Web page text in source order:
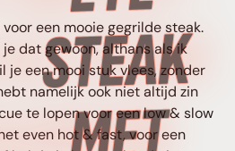
STEAK
een mooie gegrilde steak.
dat gewoon, althans als ik
je een mooi stuk vlees, zonder
namelijk ook niet altijd zin
te lopen voor een low & slow
even hot & fast, voor een